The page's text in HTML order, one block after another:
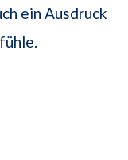
ein Ausdruck